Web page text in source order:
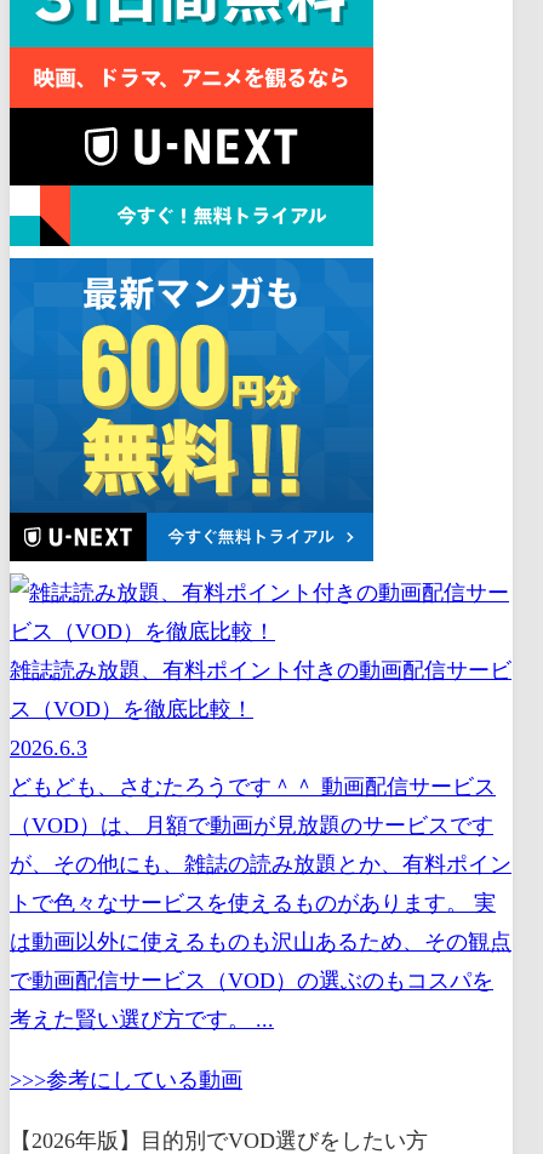
雑誌読み放題、有料ポイント付きの動画配信サービ
ス（VOD）を徹底比較！
2026.6.3
どもども、さむたろうです＾＾ 動画配信サービス
（VOD）は、月額で動画が見放題のサービスです
が、その他にも、雑誌の読み放題とか、有料ポイン
トで色々なサービスを使えるものがあります。 実
は動画以外に使えるものも沢山あるため、その観点
で動画配信サービス（VOD）の選ぶのもコスパを
考えた賢い選び方です。 ...
>>>参考にしている動画
【2026年版】目的別でVOD選びをしたい方